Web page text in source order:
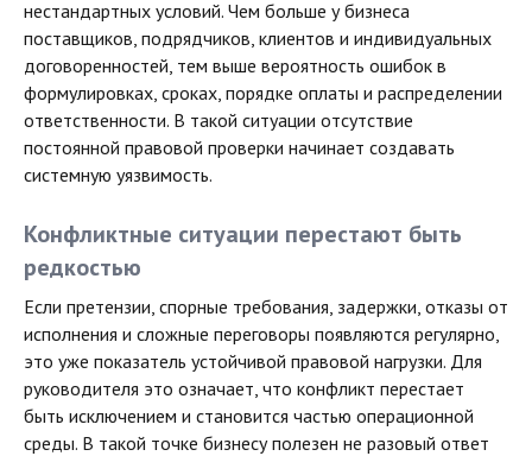
нестандартных условий. Чем больше у бизнеса
поставщиков, подрядчиков, клиентов и индивидуальных
договоренностей, тем выше вероятность ошибок в
формулировках, сроках, порядке оплаты и распределении
ответственности. В такой ситуации отсутствие
постоянной правовой проверки начинает создавать
системную уязвимость.
Конфликтные ситуации перестают быть
редкостью
Если претензии, спорные требования, задержки, отказы от
исполнения и сложные переговоры появляются регулярно,
это уже показатель устойчивой правовой нагрузки. Для
руководителя это означает, что конфликт перестает
быть исключением и становится частью операционной
среды. В такой точке бизнесу полезен не разовый ответ